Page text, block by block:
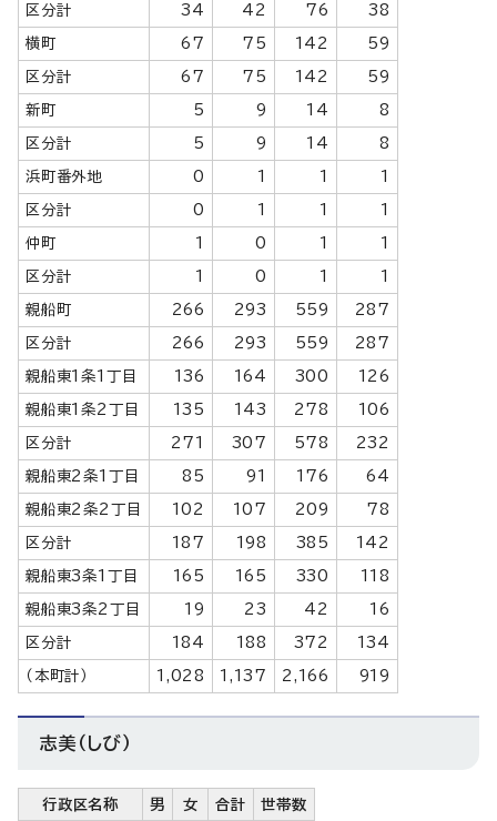
区分計 34 42 76 38
横町 67 75 142 59
区分計 67 75 142 59
新町 5 9 14 8
区分計 5 9 14 8
浜町番外地 0 1 1 1
区分計 0 1 1 1
仲町 1 0 1 1
区分計 1 0 1 1
親船町 266 293 559 287
区分計 266 293 559 287
親船東1条1丁目 136 164 300 126
親船東1条2丁目 135 143 278 106
区分計 271 307 578 232
親船東2条1丁目 85 91 176 64
親船東2条2丁目 102 107 209 78
区分計 187 198 385 142
親船東3条1丁目 165 165 330 118
親船東3条2丁目 19 23 42 16
区分計 184 188 372 134
（本町計） 1,028 1,137 2,166 919
志美（しび）
行政区名称 男 女 合計 世帯数